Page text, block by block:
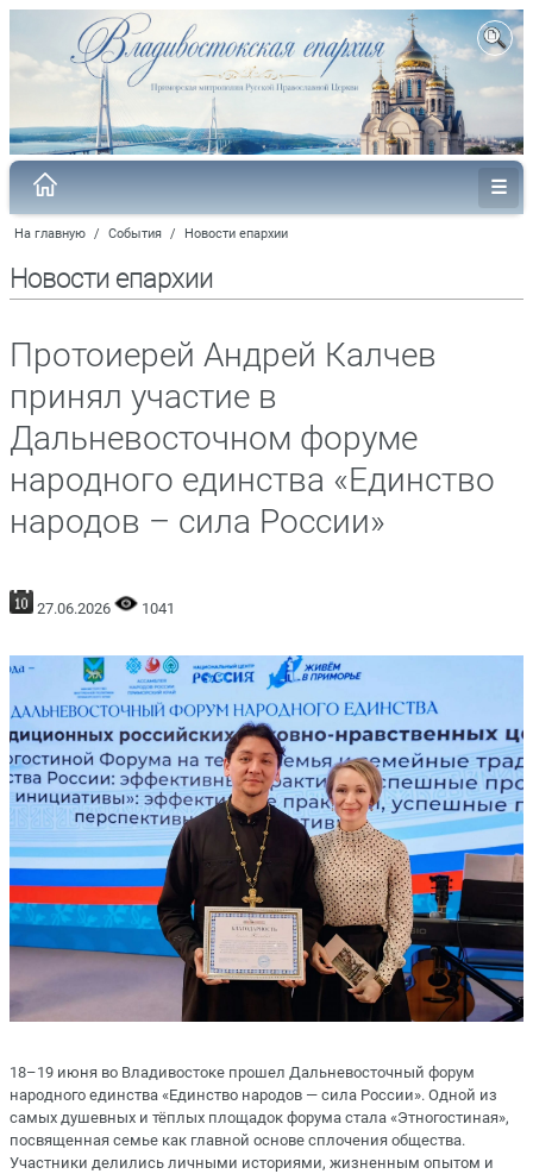
На главную / События / Новости епархии
Новости епархии
Протоиерей Андрей Калчев
принял участие в
Дальневосточном форуме
народного единства «Единство
народов – сила России»
27.06.2026 1041
18–19 июня во Владивостоке прошел Дальневосточный форум
народного единства «Единство народов — сила России». Одной из
самых душевных и тёплых площадок форума стала «Этногостиная»,
посвященная семье как главной основе сплочения общества.
Участники делились личными историями, жизненным опытом и